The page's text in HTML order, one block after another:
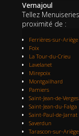
Vernajoul
Tellez
proximité de :
Ferrières-sur-Ariège
Foix
La Tour-du-Crieu
Lavelanet
Mirepoix
Montgailhard
Pamiers
Saint-Jean-de-Verges
Saint-Jean-du-Falga
Saint-Paul-de-Jarrat
Saverdun
Tarascon-sur-Ariège